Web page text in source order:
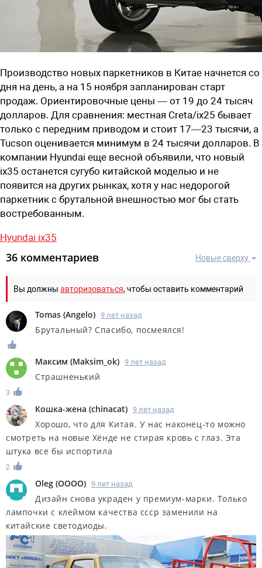
Производство новых паркетников в Китае начнется со
дня на день, а на 15 ноября запланирован старт
продаж. Ориентировочные цены — от 19 до 24 тысяч
долларов. Для сравнения: местная Creta/ix25 бывает
только с передним приводом и стоит 17—23 тысячи, а
Tucson оценивается минимум в 24 тысячи долларов. В
компании Hyundai еще весной объявили, что новый
ix35 останется сугубо китайской моделью и не
появится на других рынках, хотя у нас недорогой
паркетник с брутальной внешностью мог бы стать
востребованным.
Hyundai ix35
Новые сверху
36 комментариев
Вы должны авторизоваться, чтобы оставить комментарий
Tomas (Angelo) 9 лет назад
Брутальный? Спасибо, посмеялся!
Максим (Maksim_ok) 9 лет назад
Страшненький
3
Кошка-жена (chinacat) 9 лет назад
Хорошо, что для Китая. У нас наконец-то можно
смотреть на новые Хёнде не стирая кровь с глаз. Эта
штука все бы испортила
2
Oleg (OOOO) 9 лет назад
Дизайн снова украден у премиум-марки. Только
лампочки с клеймом качества ссср заменили на
китайские светодиоды.